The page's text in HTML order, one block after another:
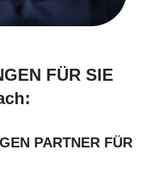
FÜR SIE
PARTNER FÜR